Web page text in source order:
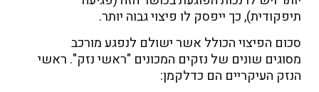
תיפקודית), כך ייפסק לו פיצוי גבוה יותר.
סכום הפיצוי הכולל אשר ישולם לנפגע מורכב
מסוגים שונים של נזקים המכונים "ראשי נזק". ראשי
הנזק העיקריים הם כדלקמן: